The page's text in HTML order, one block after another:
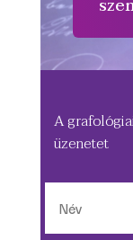
A
üzenetet